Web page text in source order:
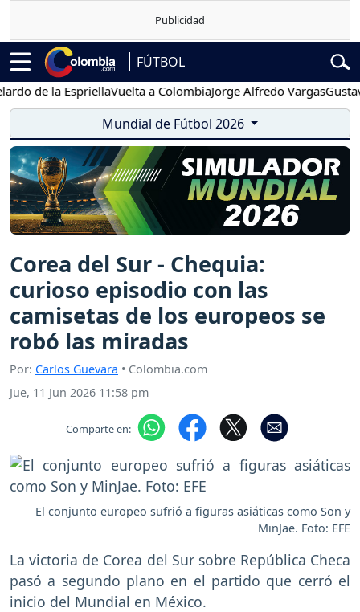
FÚTBOL
la EspriellaVuelta a ColombiaJorge Alfredo VargasGustavo
Mundial de Fútbol 2026
Corea del Sur - Chequia:
curioso episodio con las
camisetas de los europeos se
robó las miradas
Por: Carlos Guevara • Colombia.com
Jue, 11 Jun 2026 11:58 pm
Comparte en:
El conjunto europeo sufrió a figuras asiáticas como Son y
MinJae. Foto: EFE
La victoria de Corea del Sur sobre República Checa
pasó a segundo plano en el partido que cerró el
inicio del Mundial en México.